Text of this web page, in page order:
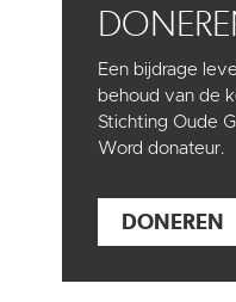
Een bijdrage
behoud van de
Stichting Oude
Word donateur.
DONEREN